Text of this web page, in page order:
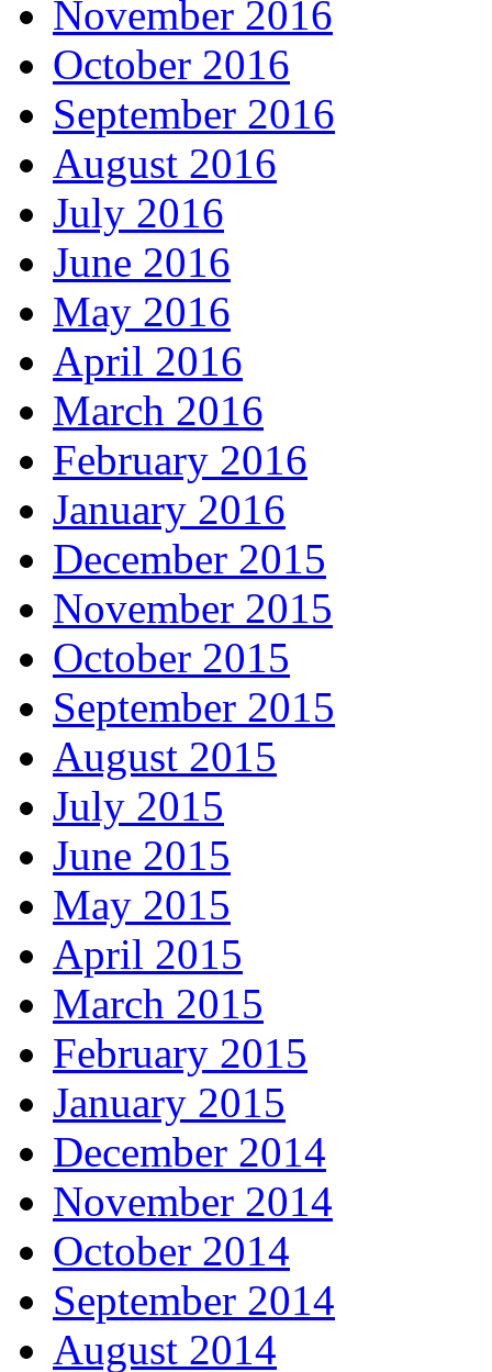
November 2016
October 2016
September 2016
August 2016
July 2016
June 2016
May 2016
April 2016
March 2016
February 2016
January 2016
December 2015
November 2015
October 2015
September 2015
August 2015
July 2015
June 2015
May 2015
April 2015
March 2015
February 2015
January 2015
December 2014
November 2014
October 2014
September 2014
August 2014